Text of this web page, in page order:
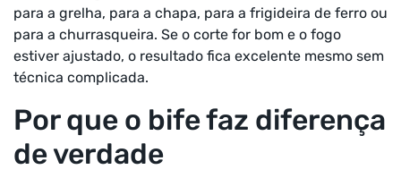
para a grelha, para a chapa, para a frigideira de ferro ou
para a churrasqueira. Se o corte for bom e o fogo
estiver ajustado, o resultado fica excelente mesmo sem
técnica complicada.
Por que o bife faz diferença
de verdade